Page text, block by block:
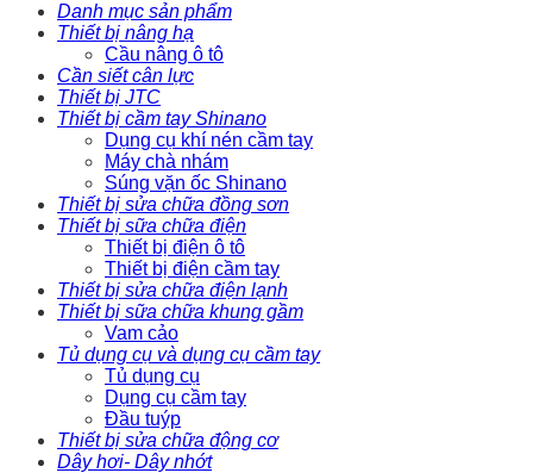
Danh mục sản phẩm
Thiết bị nâng hạ
Cầu nâng ô tô
Cần siết cân lực
Thiết bị JTC
Thiết bị cầm tay Shinano
Dụng cụ khí nén cầm tay
Máy chà nhám
Súng vặn ốc Shinano
Thiết bị sửa chữa đồng sơn
Thiết bị sữa chữa điện
Thiết bị điện ô tô
Thiết bị điện cầm tay
Thiết bị sửa chữa điện lạnh
Thiết bị sữa chữa khung gầm
Vam cảo
Tủ dụng cụ và dụng cụ cầm tay
Tủ dụng cụ
Dụng cụ cầm tay
Đầu tuýp
Thiết bị sửa chữa động cơ
Dây hơi- Dây nhớt